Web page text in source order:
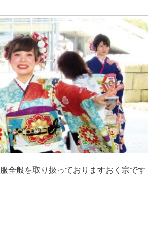
全般を取り扱っておりますおく宗で